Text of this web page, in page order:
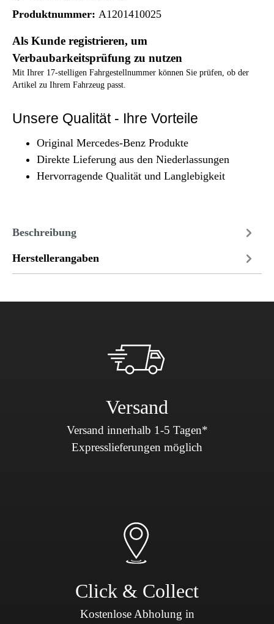
Produktnummer: A1201410025
Als Kunde registrieren, um
Verbaubarkeitsprüfung zu nutzen
Mit Ihrer 17-stelligen Fahrgestellnummer können Sie prüfen, ob der
Artikel zu Ihrem Fahrzeug passt.
Unsere Qualität - Ihre Vorteile
Original Mercedes-Benz Produkte
Direkte Lieferung aus den Niederlassungen
Hervorragende Qualität und Langlebigkeit
Beschreibung
Herstellerangaben
Versand
Versand innerhalb 1-5 Tagen*
Expresslieferungen möglich
Click & Collect
Kostenlose Abholung in